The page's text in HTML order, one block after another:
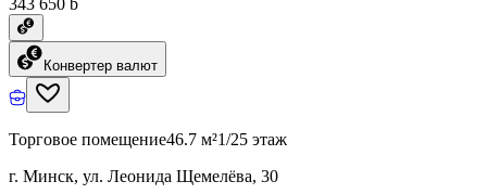
343 650 ƃ
Конвертер валют
Торговое помещение46.7 м²1/25 этаж
г. Минск, ул. Леонида Щемелёва, 30